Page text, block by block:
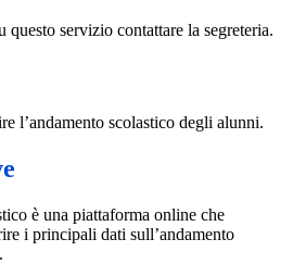
servizio contattare la segreteria.
l’andamento scolastico degli alunni.
è una piattaforma online che
i principali dati sull’andamento